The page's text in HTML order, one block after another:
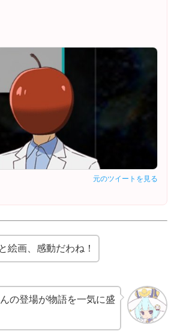
元のツイートを見る
絵画、感動だわね！
の登場が物語を一気に盛